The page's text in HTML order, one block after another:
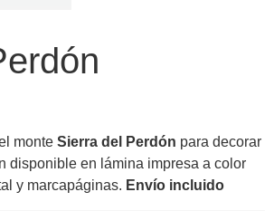
monte Sierra del Perdón para decorar
disponible en lámina impresa a color
y marcapáginas. Envío incluido